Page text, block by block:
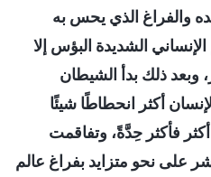
والفراغ الذي يحس به
الشديدة البؤس إلا
وبعد ذلك بدأ الشيطان
أكثر انحطاطًا شيئًا
فأكثر حِدَّةً، وتفاقمت
على نحو متزايد بفراغ عالم